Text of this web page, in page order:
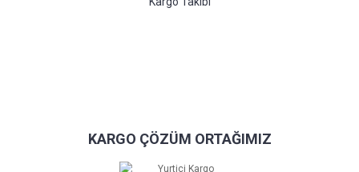
KARGO ÇÖZÜM ORTAĞIMIZ